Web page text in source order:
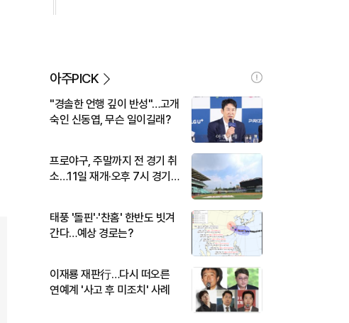
아주PICK
"경솔한 언행 깊이 반성"…고개
숙인 신동엽, 무슨 일이길래?
프로야구, 주말까지 전 경기 취
소…11일 재개·오후 7시 경기
태풍 '돌핀'·'찬홈' 한반도 빗겨
간다…예상 경로는?
이재룡 재판行…다시 떠오른
연예계 '사고 후 미조치' 사례